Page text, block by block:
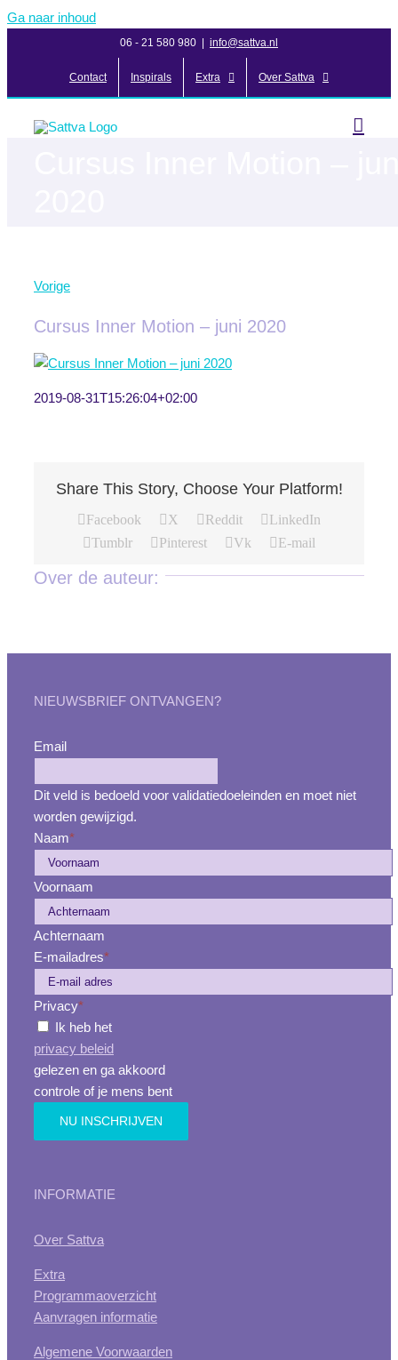
Ga naar inhoud
06 - 21 580 980 info@sattva.nl
Contact Inspirals Extra Over Sattva
Vorige
Cursus Inner Motion – juni 2020
2019-08-31T15:26:04+02:00
Share This Story, Choose Your Platform!
Facebook X Reddit
LinkedIn
Tumblr
Pinterest Vk E-mail
Over de auteur:
NIEUWSBRIEF ONTVANGEN?
Email
Dit veld is bedoeld voor validatiedoeleinden en moet niet
worden gewijzigd.
Naam*
Voornaam
Achternaam
E-mailadres*
Privacy*
Ik heb het
privacy beleid
gelezen en ga akkoord
controle of je mens bent
INFORMATIE
Over Sattva
Extra
Programmaoverzicht
Aanvragen informatie
Algemene Voorwaarden